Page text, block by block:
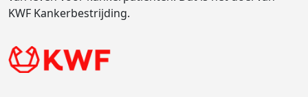
KWF Kankerbestrijding.